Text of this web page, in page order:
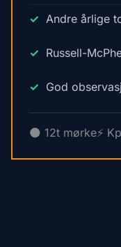
Andre årlige
Russell-
God
🌑 12t mørke⚡